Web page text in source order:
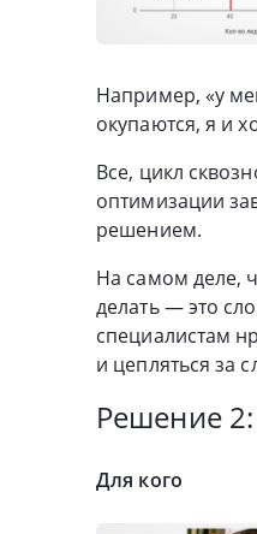
Например, «у
окупаются, я и
Все, цикл
оптимизации
решением.
На самом деле,
делать — это
специалистам
и цепляться за
Решение 2:
Для кого